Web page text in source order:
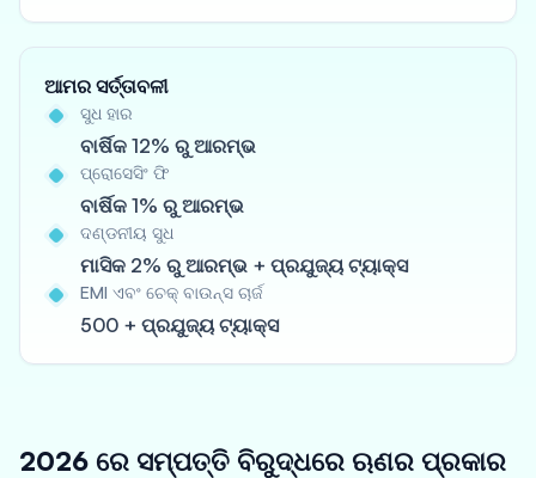
ଆମର ସର୍ତ୍ତାବଳୀ
ସୁଧ ହାର
ବାର୍ଷିକ 12% ରୁ ଆରମ୍ଭ
ପ୍ରୋସେସିଂ ଫି
ବାର୍ଷିକ 1% ରୁ ଆରମ୍ଭ
ଦଣ୍ଡନୀୟ ସୁଧ
ମାସିକ 2% ରୁ ଆରମ୍ଭ + ପ୍ରଯୁଜ୍ୟ ଟ୍ୟାକ୍ସ
EMI ଏବଂ ଚେକ୍ ବାଉନ୍ସ ଚାର୍ଜ
500 + ପ୍ରଯୁଜ୍ୟ ଟ୍ୟାକ୍ସ
2026 ରେ ସମ୍ପତ୍ତି ବିରୁଦ୍ଧରେ ଋଣର ପ୍ରକାର